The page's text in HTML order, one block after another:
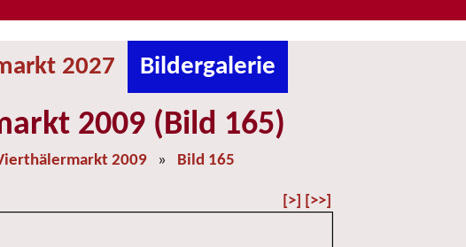
2027 Bildergalerie
2009 (Bild 165)
2009 » Bild 165
[>] [>>]